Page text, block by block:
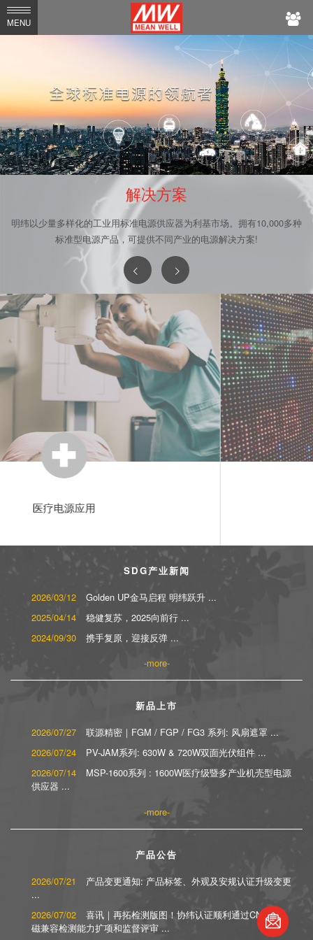
MEAN
WELL
MENU
解决方案
明纬以少量多样化的工业用标准电源供应器为利基市场。拥有10,000多种
标准型电源产品，可提供不同产业的电源解决方案!
SDG产业新闻
2026/03/12
Golden UP金马启程 明纬跃升 ...
2025/04/14
稳健复苏，2025向前行 ...
2024/09/30
携手复原，迎接反弹 ...
more
新品上市
2026/07/27
联源精密｜FGM / FGP / FG3 系列: 风扇遮罩 ...
2026/07/24
PV-JAM系列: 630W & 720W双面光伏组件 ...
2026/07/14
MSP-1600系列 : 1600W医疗级暨多产业机壳型电源
供应器 ...
more
产品公告
2026/07/21
产品变更通知: 产品标签、外观及安规认证升级变更
...
2026/07/02
喜讯｜再拓检测版图！协纬认证顺利通过CNAS电
磁兼容检测能力扩项和监督评审 ...